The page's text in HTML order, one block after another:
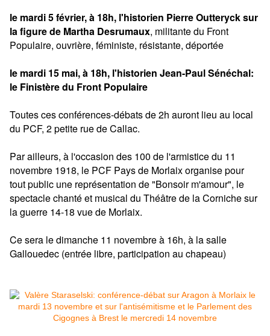
le mardi 5 février, à 18h, l'historien Pierre Outteryck sur
la figure de Martha Desrumaux, militante du Front
Populaire, ouvrière, féministe, résistante, déportée
le mardi 15 mai, à 18h, l'historien Jean-Paul Sénéchal:
le Finistère du Front Populaire
Toutes ces conférences-débats de 2h auront lieu au local
du PCF, 2 petite rue de Callac.
Par ailleurs, à l'occasion des 100 de l'armistice du 11
novembre 1918, le PCF Pays de Morlaix organise pour
tout public une représentation de "Bonsoir m'amour", le
spectacle chanté et musical du Théâtre de la Corniche sur
la guerre 14-18 vue de Morlaix.
Ce sera le dimanche 11 novembre à 16h, à la salle
Gallouedec (entrée libre, participation au chapeau)